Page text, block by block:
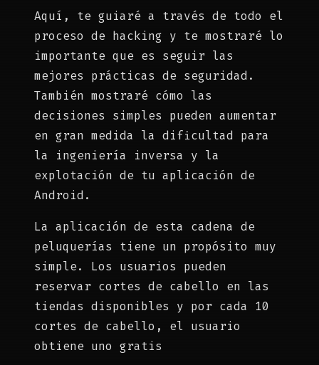
Aquí, te guiaré a través de todo el
proceso de hacking y te mostraré lo
importante que es seguir las
mejores prácticas de seguridad.
También mostraré cómo las
decisiones simples pueden aumentar
en gran medida la dificultad para
la ingeniería inversa y la
explotación de tu aplicación de
Android.
La aplicación de esta cadena de
peluquerías tiene un propósito muy
simple. Los usuarios pueden
reservar cortes de cabello en las
tiendas disponibles y por cada 10
cortes de cabello, el usuario
obtiene uno gratis